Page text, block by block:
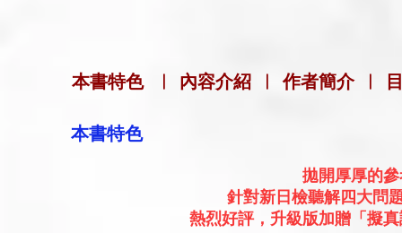
本書特色 | 內容介紹 | 作者簡介 |
本書特色
拋開厚厚的
針對新日檢聽解四大問
熱烈好評，升級版加贈「擬